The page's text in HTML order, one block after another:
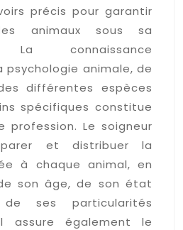
précis pour garantir
animaux sous sa
La connaissance
animale, de
différentes espèces
spécifiques constitue
Le soigneur
et distribuer la
à chaque animal, en
son âge, de son état
ses particularités
assure également le